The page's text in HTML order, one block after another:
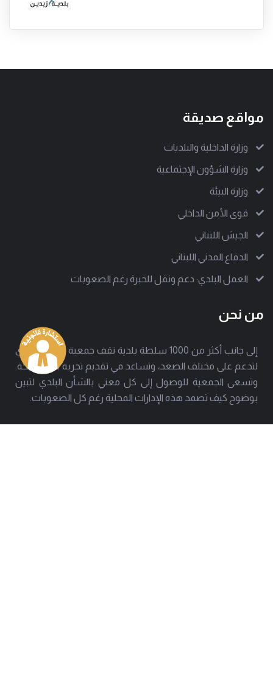
مواقع صديقة
وزارة الداخلية والبلديات
وزارة الشؤون الإجتماعية
وزارة البيئة
قوى الأمن الداخلي
الجيش اللبناني
الدفاع المدني اللبناني
العمل البلدي: دعم ونقل للخبرة رغم الصعوبات
من نحن
إلى جانب أكثر من 1000 سلطة بلدية تقف جمعية العمل البلدي
لتدعم على مختلف الصعد، وتساعد في تقديم تجربة بلدية ناجحة.
وتسعى الجمعية للوصول إلى كل معني بالشأن البلدي لتبين
بوضوح كيف تصمد هذه الإدارات المحلية رغم كل الصعوبات.